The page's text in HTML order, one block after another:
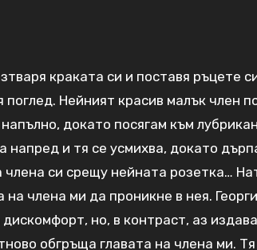
краката си и поставя ръцете
Нейният красив малък член
докато посягам към
напред и тя се усмихва, докато
члена си срещу нейната розетка…
члена ми да проникне в нея.
но, в контраст, аз
обгръща главата на члена ми.